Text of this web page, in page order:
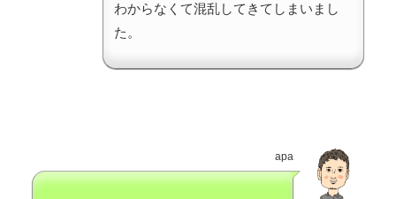
わからなくて混乱してきてしまいまし
た。
apa